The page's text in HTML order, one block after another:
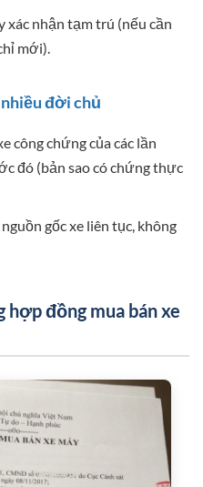
xác nhận tạm trú (nếu cần
mới).
đời chủ
công chứng của các lần
đó (bản sao có chứng thực
gốc xe liên tục, không
đồng mua bán xe